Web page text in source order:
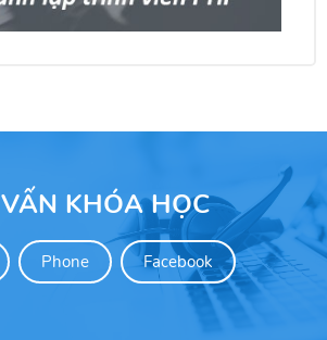
KHÓA HỌC
Phone Facebook